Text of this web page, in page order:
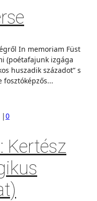
In memoriam Füst
(poétafajunk izgága
huszadik századot” s
|0
Kertész